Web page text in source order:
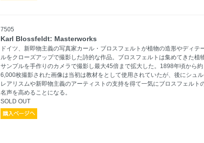
7505
Karl Blossfeldt: Masterworks
ドイツ、新即物主義の写真家カール・ブロスフェルトが植物の造形やディテ
ルをクローズアップで撮影した詩的な作品。ブロスフェルトは集めてきた植
サンプルを手作りのカメラで撮影し最大45倍まで拡大した。1898年頃から約
6,000枚撮影された画像は当初は教材をとして使用されていたが、後にシュル
レアリスムや新即物主義のアーティストの支持を得て一気にブロスフェルト
名声を高めることになる。
SOLD OUT